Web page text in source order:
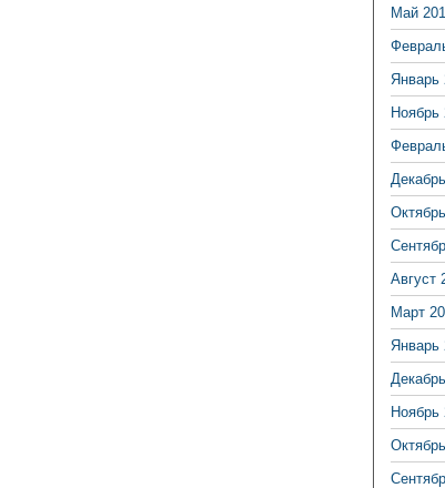
Май
Январь
Ноябрь
Август
Март
Январь
Ноябрь